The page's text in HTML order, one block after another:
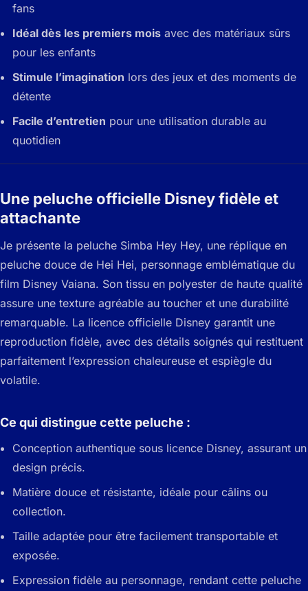
fans
Idéal dès les premiers mois avec des matériaux sûrs
pour les enfants
Stimule l’imagination lors des jeux et des moments de
détente
Facile d’entretien pour une utilisation durable au
quotidien
Une peluche officielle Disney fidèle et
attachante
Je présente la peluche Simba Hey Hey, une réplique en
peluche douce de Hei Hei, personnage emblématique du
film Disney Vaiana. Son tissu en polyester de haute qualité
assure une texture agréable au toucher et une durabilité
remarquable. La licence officielle Disney garantit une
reproduction fidèle, avec des détails soignés qui restituent
parfaitement l’expression chaleureuse et espiègle du
volatile.
Ce qui distingue cette peluche :
Conception authentique sous licence Disney, assurant un
design précis.
Matière douce et résistante, idéale pour câlins ou
collection.
Taille adaptée pour être facilement transportable et
exposée.
Expression fidèle au personnage, rendant cette peluche